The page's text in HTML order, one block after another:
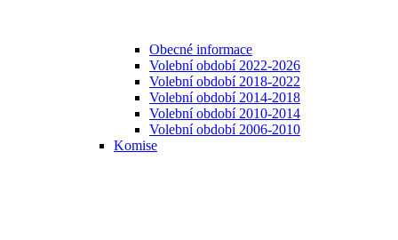
Obecné informace
Volební období 2022-2026
Volební období 2018-2022
Volební období 2014-2018
Volební období 2010-2014
Volební období 2006-2010
Komise